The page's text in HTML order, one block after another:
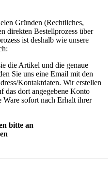
Gründen (Rechtliches,
direkten Bestellprozess über
ist deshalb wie unsere
die Artikel und die genaue
Sie uns eine Email mit den
Kontaktdaten. Wir erstellen
das dort angegebene Konto
Ware sofort nach Erhalt ihrer
bitte an